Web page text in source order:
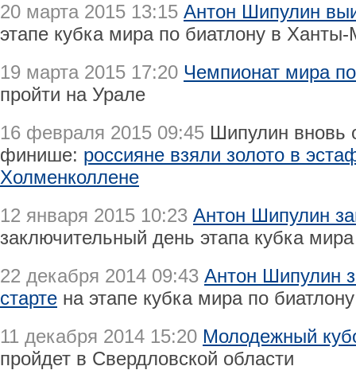
20 марта 2015 13:15 Антон Шипулин
этапе кубка мира по биатлону в
19 марта 2015 17:20 Чемпионат мира
пройти на Урале
16 февраля 2015 09:45 Шипулин вновь
финише: россияне взяли золото в
Холменколлене
12 января 2015 10:23 Антон Шипулин
заключительный день этапа кубка
22 декабря 2014 09:43 Антон Шипулин
старте на этапе кубка мира по
11 декабря 2014 15:20 Молодежный
пройдет в Свердловской области